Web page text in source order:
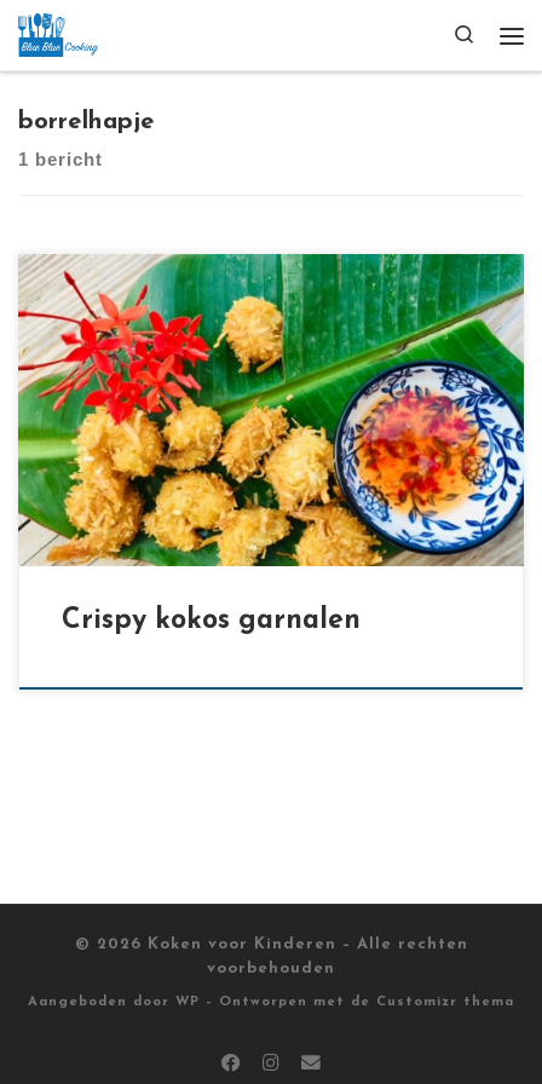
Ga naar inhoud
Search
borrelhapje
1 bericht
[…]
Crispy kokos garnalen
© 2026 Koken voor Kinderen
– Alle rechten
voorbehouden
Aangeboden door WP – Ontworpen met de Customizr thema